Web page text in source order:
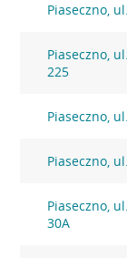
Piaseczno,
Piaseczno,
225
Piaseczno,
Piaseczno,
Piaseczno,
30A